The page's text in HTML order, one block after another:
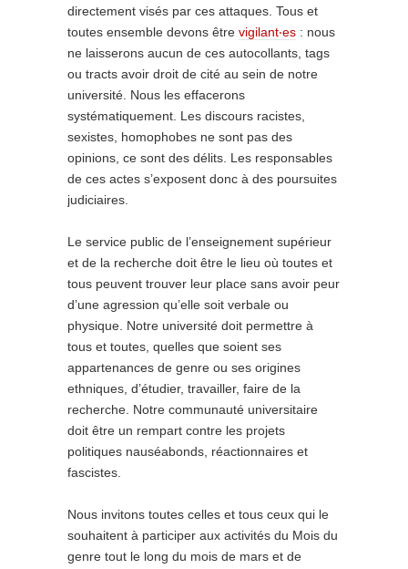
directement visés par ces attaques. Tous et
toutes ensemble devons être vigilant‧es : nous
ne laisserons aucun de ces autocollants, tags
ou tracts avoir droit de cité au sein de notre
université. Nous les effacerons
systématiquement. Les discours racistes,
sexistes, homophobes ne sont pas des
opinions, ce sont des délits. Les responsables
de ces actes s’exposent donc à des poursuites
judiciaires.
Le service public de l’enseignement supérieur
et de la recherche doit être le lieu où toutes et
tous peuvent trouver leur place sans avoir peur
d’une agression qu’elle soit verbale ou
physique. Notre université doit permettre à
tous et toutes, quelles que soient ses
appartenances de genre ou ses origines
ethniques, d’étudier, travailler, faire de la
recherche. Notre communauté universitaire
doit être un rempart contre les projets
politiques nauséabonds, réactionnaires et
fascistes.
Nous invitons toutes celles et tous ceux qui le
souhaitent à participer aux activités du Mois du
genre tout le long du mois de mars et de